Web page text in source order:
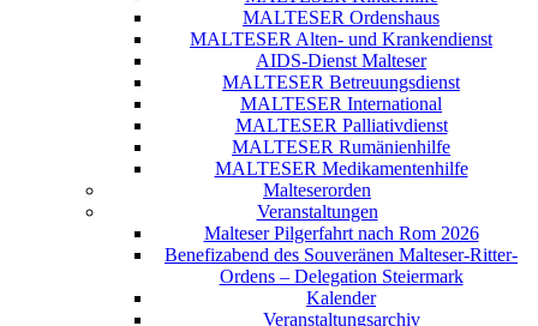
MALTESER Ordenshaus
MALTESER Alten- und Krankendienst
AIDS-Dienst Malteser
MALTESER Betreuungsdienst
MALTESER International
MALTESER Palliativdienst
MALTESER Rumänienhilfe
MALTESER Medikamentenhilfe
Malteserorden
Veranstaltungen
Malteser Pilgerfahrt nach Rom 2026
Benefizabend des Souveränen Malteser-Ritter-
Ordens – Delegation Steiermark
Kalender
Veranstaltungsarchiv